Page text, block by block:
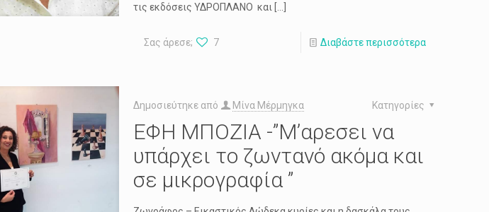
τις εκδόσεις ΥΔΡΟΠΛΑΝΟ και […]
Σας άρεσε; 7 Διαβάστε περισσότερα
Δημοσιεύτηκε από Μίνα Μέρμηγκα Κατηγορίες
ΕΦΗ ΜΠΟΖΙΑ -”Μ’αρεσει να
υπάρχει το ζωντανό ακόμα και
σε μικρογραφία ”